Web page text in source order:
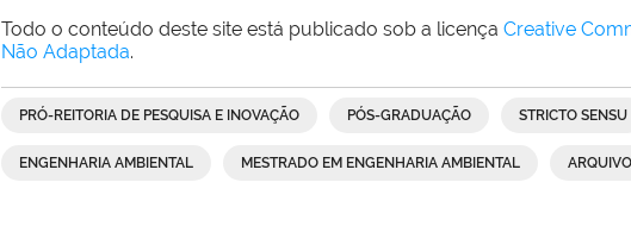
Todo o conteúdo deste site está publicado sob a licença Creative
Não Adaptada.
PRÓ-REITORIA DE PESQUISA E INOVAÇÃO PÓS-GRADUAÇÃO STRICTO SENSU
ENGENHARIA AMBIENTAL MESTRADO EM ENGENHARIA AMBIENTAL ARQUIVO